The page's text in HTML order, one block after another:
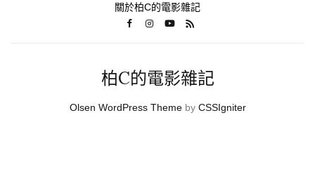
關於柏C的電影雜記
柏C的電影雜記
Olsen WordPress Themeby CSSIgniter